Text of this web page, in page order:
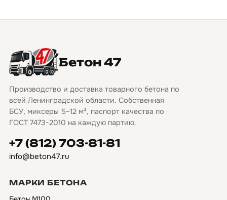
Бетон 47
Производство и доставка товарного бетона по
всей Ленинградской области. Собственная
БСУ, миксеры 5–12 м³, паспорт качества по
ГОСТ 7473-2010 на каждую партию.
+7 (812) 703-81-81
info@beton47.ru
МАРКИ БЕТОНА